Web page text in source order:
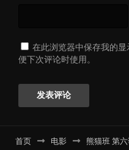
在此浏览器中保存我的
便下次评论时使用。
首页 电影 熊猫班 第